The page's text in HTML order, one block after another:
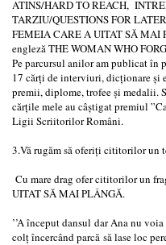
ATINS/HARD TO REACH,
TARZIU/QUESTIONS FOR
FEMEIA CARE A UITAT SĂ
engleză THE WOMAN WHO
Pe parcursul anilor am publicat în
17 cărți de interviuri, dicționare și
premii, diplome, trofee și medalii.
cărțile mele au câștigat premiul
Ligii Scriitorilor Români.
3.Vă rugăm să oferiți cititorilor un
Cu mare drag ofer cititorilor un
UITAT SĂ MAI PLÂNGĂ.
’’A început dansul dar Ana nu
colț încercând parcă să lase loc